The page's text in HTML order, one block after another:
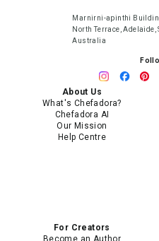
Marnirni-apinthi
North Terrace,
Australia
About Us
What's Chefadora?
Chefadora AI
Our Mission
Help Centre
For Creators
Become an Author